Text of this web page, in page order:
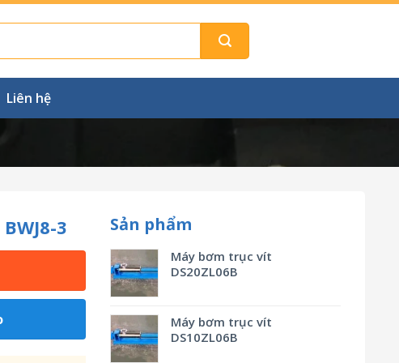
Liên hệ
Sản phẩm
Máy bơm trục vít
DS20ZL06B
Máy bơm trục vít
DS10ZL06B
3